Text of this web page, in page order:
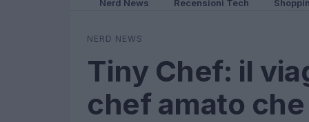
Nerd News Recensioni Tech
NERD NEWS
Tiny Chef: il
chef amato